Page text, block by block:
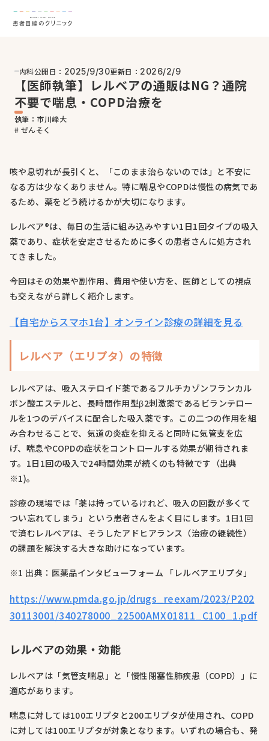
内科公開日： 2025/9/30更新日： 2026/2/9
【医師執筆】レルベアの通販はNG？通院
不要で喘息・COPD治療を
執筆：市川峰大
# ぜんそく
咳や息切れが長引くと、「このまま治らないのでは」と不安に
なる方は少なくありません。特に喘息やCOPDは慢性の病気であ
るため、薬をどう続けるかが大切になります。
レルベア®は、毎日の生活に組み込みやすい1日1回タイプの吸入
薬であり、症状を安定させるために多くの患者さんに処方され
てきました。
今回はその効果や副作用、費用や使い方を、医師としての視点
も交えながら詳しく紹介します。
【自宅からスマホ1台】オンライン診療の詳細を見る
レルベア（エリプタ）の特徴
レルベアは、吸入ステロイド薬であるフルチカゾンフランカル
ボン酸エステルと、長時間作用型β2刺激薬であるビランテロー
ルを1つのデバイスに配合した吸入薬です。この二つの作用を組
み合わせることで、気道の炎症を抑えると同時に気管支を広
げ、喘息やCOPDの症状をコントロールする効果が期待されま
す。1日1回の吸入で24時間効果が続くのも特徴です（出典
※1)。
診療の現場では「薬は持っているけれど、吸入の回数が多くて
つい忘れてしまう」という患者さんをよく目にします。1日1回
で済むレルベアは、そうしたアドヒアランス（治療の継続性）
の課題を解決する大きな助けになっています。
※1 出典：医薬品インタビューフォーム 「レルベアエリプタ」
https://www.pmda.go.jp/drugs_reexam/2023/P202
30113001/340278000_22500AMX01811_C100_1.pdf
レルベアの効果・効能
レルベアは「気管支喘息」と「慢性閉塞性肺疾患（COPD）」に
適応があります。
喘息に対しては100エリプタと200エリプタが使用され、COPD
に対しては100エリプタが対象となります。いずれの場合も、発